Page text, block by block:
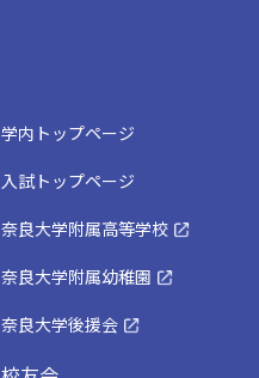
学内トップページ
入試トップページ
奈良大学附属高等学校
奈良大学附属幼稚園
奈良大学後援会